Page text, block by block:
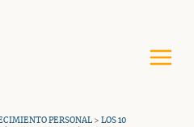
PERSONAL > LOS 10